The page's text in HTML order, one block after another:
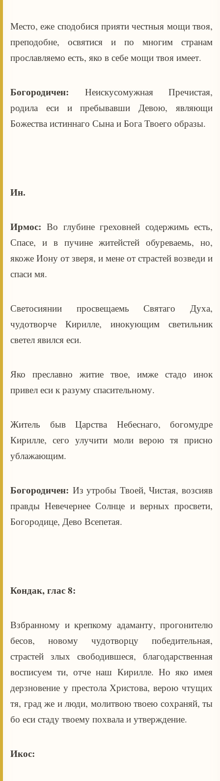
Место, еже сподобися прияти честныя мощи твоя,
преподобне, освятися и по многим странам
прославляемо есть, яко в себе мощи твоя имеет.
Богородичен: Неискусомужная Пречистая,
родила еси и пребывавши Девою, являющи
Божества истиннаго Сына и Бога Твоего образы.
Ин.
Ирмос:Во глубине греховней содержимь есть,
Спасе, и в пучине житейстей обуреваемь, но,
якоже Иону от зверя, и мене от страстей возведи и
спаси мя.
Светосиянии просвещаемь Святаго Духа,
чудотворче Кирилле, инокующим светильник
светел явился еси.
Яко преславно житие твое, имже стадо инок
привел еси к разуму спасительному.
Житель быв Царства Небеснаго, богомудре
Кирилле, сего улучити моли верою тя присно
ублажающим.
Богородичен: Из утробы Твоей, Чистая, возсияв
правды Невечернее Солнце и верных просвети,
Богородице, Дево Всепетая.
Кондак, глас 8:
Взбранному и крепкому адаманту, прогонителю
бесов, новому чудотворцу победительная,
страстей злых свободившеся, благодарственная
восписуем ти, отче наш Кирилле. Но яко имея
дерзновение у престола Христова, верою чтущих
тя, град же и люди, молитвою твоею сохраняй, ты
бо еси стаду твоему похвала и утверждение.
Икос: